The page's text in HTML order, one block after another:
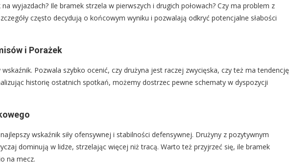
wyjazdach? Ile bramek strzela w pierwszych i drugich połowach? Czy ma problem z
często decydują o końcowym wyniku i pozwalają odkryć potencjalne słabości
i Porażek
Pozwala szybko ocenić, czy drużyna jest raczej zwycięska, czy też ma tendencję
historię ostatnich spotkań, możemy dostrzec pewne schematy w dyspozycji
wskaźnik siły ofensywnej i stabilności defensywnej. Drużyny z pozytywnym
dominują w lidze, strzelając więcej niż tracą. Warto też przyjrzeć się, ile bramek
na mecz.